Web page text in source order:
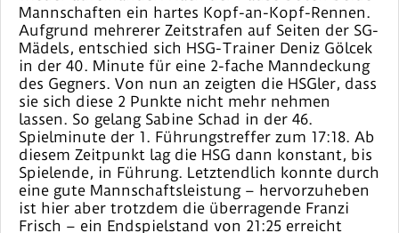
Mannschaften ein hartes Kopf-an-Kopf-Rennen.
Aufgrund mehrerer Zeitstrafen auf Seiten der SG-
Mädels, entschied sich HSG-Trainer Deniz Gölcek
in der 40. Minute für eine 2-fache Manndeckung
des Gegners. Von nun an zeigten die HSGler, dass
sie sich diese 2 Punkte nicht mehr nehmen
lassen. So gelang Sabine Schad in der 46.
Spielminute der 1. Führungstreffer zum 17:18. Ab
diesem Zeitpunkt lag die HSG dann konstant, bis
Spielende, in Führung. Letztendlich konnte durch
eine gute Mannschaftsleistung – hervorzuheben
ist hier aber trotzdem die überragende Franzi
Frisch – ein Endspielstand von 21:25 erreicht